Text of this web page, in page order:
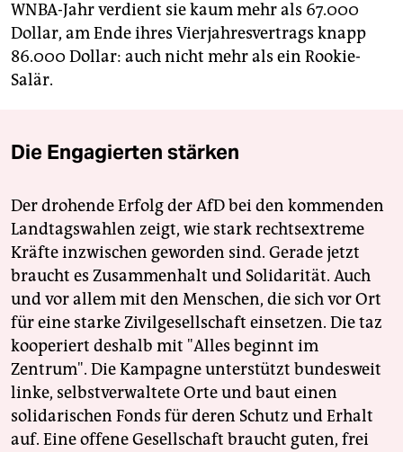
WNBA-Jahr verdient sie kaum mehr als 67.000
Dollar, am Ende ihres Vierjahresvertrags knapp
86.000 Dollar: auch nicht mehr als ein Rookie-
Salär.
Die Engagierten stärken
Der drohende Erfolg der AfD bei den kommenden
Landtagswahlen zeigt, wie stark rechtsextreme
Kräfte inzwischen geworden sind. Gerade jetzt
braucht es Zusammenhalt und Solidarität. Auch
und vor allem mit den Menschen, die sich vor Ort
für eine starke Zivilgesellschaft einsetzen. Die taz
kooperiert deshalb mit "Alles beginnt im
Zentrum". Die Kampagne unterstützt bundesweit
linke, selbstverwaltete Orte und baut einen
solidarischen Fonds für deren Schutz und Erhalt
auf. Eine offene Gesellschaft braucht guten, frei